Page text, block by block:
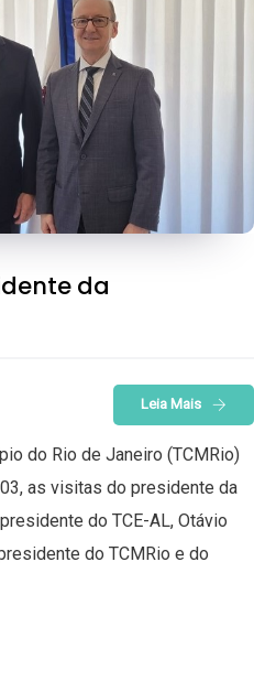
da
Leia Mais
do Rio de Janeiro (TCMRio)
as visitas do presidente da
do TCE-AL, Otávio
do TCMRio e do